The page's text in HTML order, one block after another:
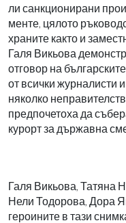
ли санкционирани
менте, цялото
храните както и
Галя Викьова
отговор на
от всички журналисти
няколко
предпочетоха да
курорт за държавна
Галя Викьова, Татяна
Нели Тодорова, Дора
героините в тази